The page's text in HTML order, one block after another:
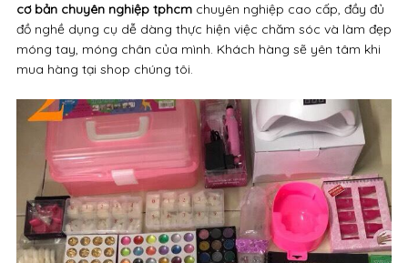
cơ bản chuyên nghiệp tphcmchuyên nghiệp cao cấp, đầy đủ
đồ nghề dụng cụ dễ dàng thực hiện việc chăm sóc và làm đẹp
móng tay, móng chân của mình. Khách hàng sẽ yên tâm khi
mua hàng tại shop chúng tôi.